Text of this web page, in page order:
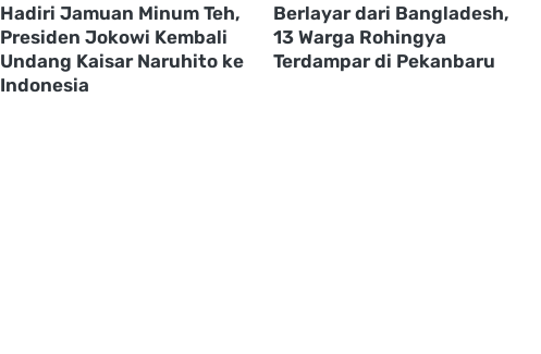
Hadiri Jamuan Minum Teh,
Presiden Jokowi Kembali
Undang Kaisar Naruhito ke
Indonesia
Berlayar dari Bangladesh,
13 Warga Rohingya
Terdampar di Pekanbaru